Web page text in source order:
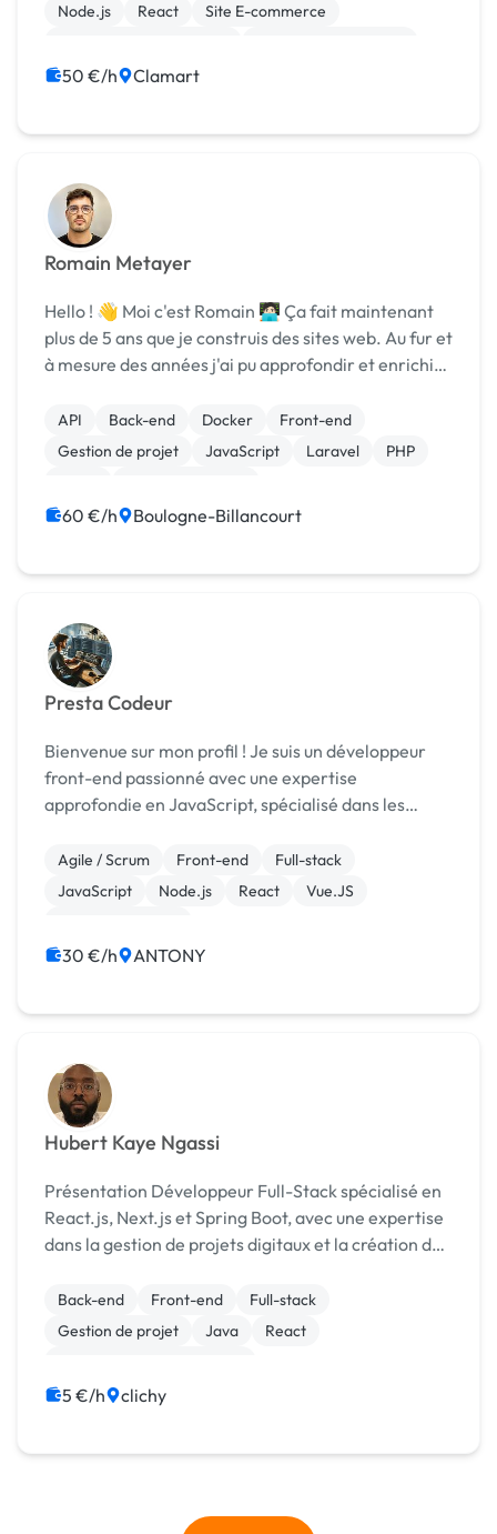
Node.js
React
Site E-commerce
Integration HTML
50 €/h Clamart
Romain Metayer
Hello ! 👋 Moi c'est Romain 🧑🏻‍💻 Ça fait maintenant
plus de 5 ans que je construis des sites web. Au fur et
à mesure des années j'ai pu approfondir et enrichir
travaillé pour différentes agen...
API Back-end Docker
Front-end
Gestion de projet
JavaScript Laravel
PHP
60 €/h Boulogne-Billancourt
Presta Codeur
Bienvenue sur mon profil ! Je suis un développeur
front-end passionné avec une expertise
approfondie en JavaScript, spécialisé dans les
Master en Informatique et fort de 2 ans et demi
d'expérience dans le ...
Agile / Scrum Front-end
Full-stack
JavaScript
Node.js React
Vue.JS
30 €/h ANTONY
Hubert Kaye Ngassi
Présentation Développeur Full-Stack spécialisé en
React.js, Next.js et Spring Boot, avec une expertise
dans la gestion de projets digitaux et la création de
compétences techniques et ma maîtrise des outil...
Back-end Front-end
Full-stack
Gestion de projet
Java
React
Migration ou refonte de site
5 €/h clichy